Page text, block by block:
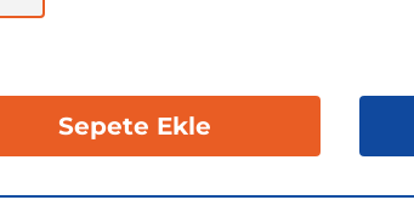
Sepete Ekle